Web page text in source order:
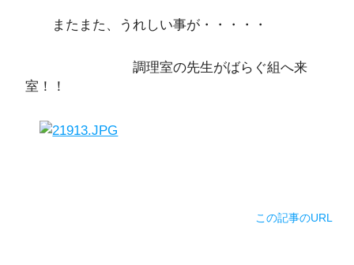
またまた、うれしい事が・・・・・
調理室の先生がばらぐ組へ来
室！！
この記事のURL